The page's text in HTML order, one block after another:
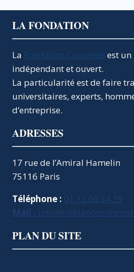
LA FONDATION
La Fondation Concorde est un
indépendant et ouvert.
La particularité est de faire
universitaires, experts,
d’entreprise.
ADRESSES
17 rue de l’Amiral Hamelin
75116 Paris
Téléphone : 01.72.60.54.39
Mail :
PLAN DU SITE